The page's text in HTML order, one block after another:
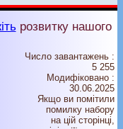
розвитку нашого
Число завантажень :
5 255
Модифіковано :
30.06.2025
Якщо ви помітили
помилку набору
на цiй сторiнцi,